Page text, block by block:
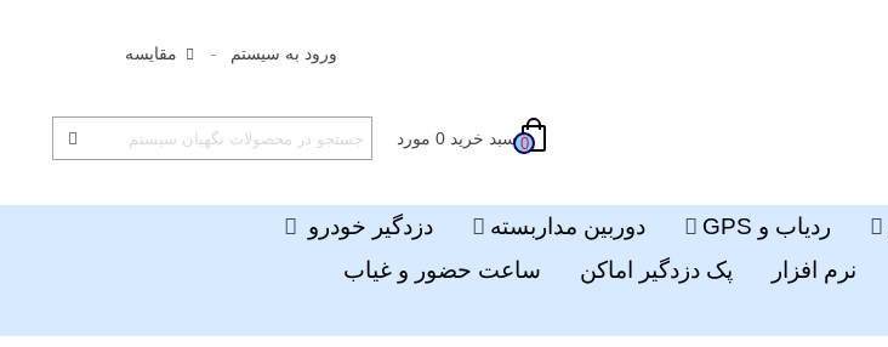
ورود به سیستم مقایسه
0 سبد خرید 0 مورد
ردیاب و GPS دوربین مداربسته
دزدگیر خودرو
نرم افزار پک دزدگیر اماکن
ساعت حضور و غیاب